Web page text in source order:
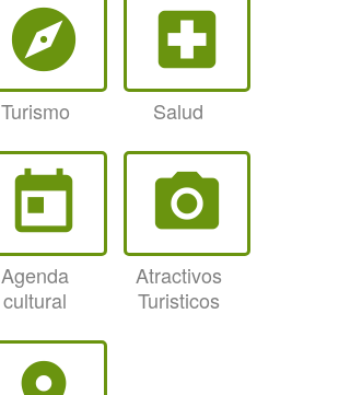
explore
Turismo
local_hospital
Salud
today
Agenda
cultural
photo_camera
Atractivos
Turisticos